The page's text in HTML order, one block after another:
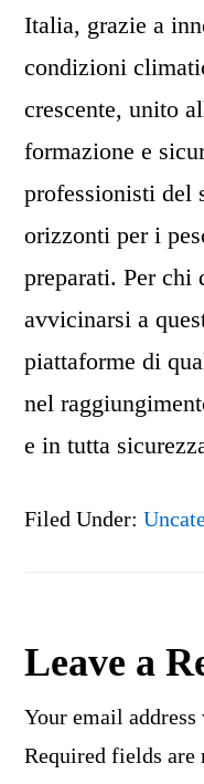
Italia, grazie a
condizioni
crescente, unito
formazione e
professionisti del
orizzonti per i
preparati. Per chi
avvicinarsi a
piattaforme di
nel
e in tutta
Filed Under:
Reader
Leave a
Your email
Required fields are